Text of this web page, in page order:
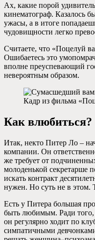
Ах, какие порой
кинематограф. Казалось
ужасы, а в итоге
чудовищности легко
Считаете, что «Поцелуй
Ошибаетесь это
вполне преуспевающий
невероятным образом.
Кадр из фильма
Как влюбиться?
Итак, некто Питер Ло –
компании. Он
же требует от
молоденькой секретарше
искать контракт
нужен. Но суть не в этом.
Есть у Питера большая
быть любимым. Ради
он регулярно ходит по
симпатичными